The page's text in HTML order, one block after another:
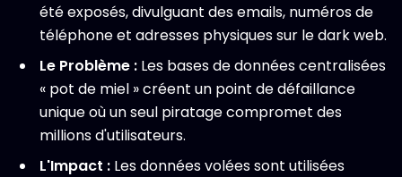
été exposés, divulguant des emails, numéros de
téléphone et adresses physiques sur le dark web.
Le Problème : Les bases de données centralisées
« pot de miel » créent un point de défaillance
unique où un seul piratage compromet des
millions d'utilisateurs.
L'Impact : Les données volées sont utilisées